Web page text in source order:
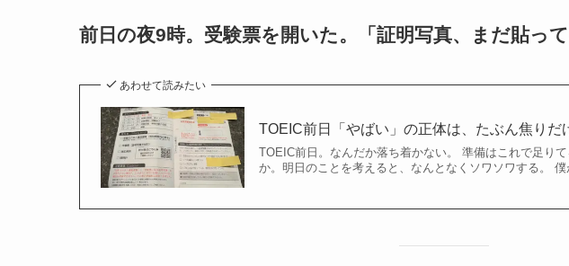
前日の夜9時。受験票を開いた。「証明写真、まだ貼って
あわせて読みたい
TOEIC前日「やばい」の正体は、たぶん焦りだ
TOEIC前日。なんだか落ち着かない。 準備はこれで足り
か。明日のことを考えると、なんとなくソワソワする。